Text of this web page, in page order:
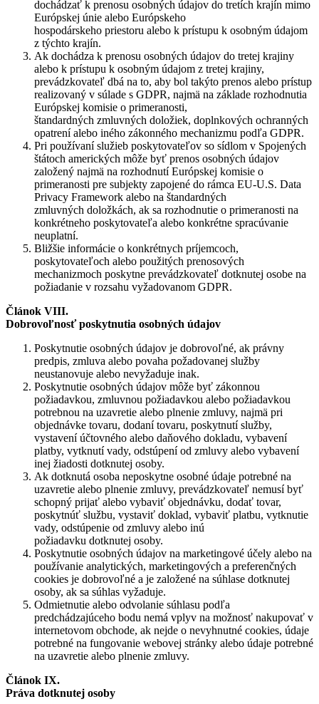
dochádzať k prenosu osobných údajov do tretích krajín mimo
Európskej únie alebo Európskeho
hospodárskeho priestoru alebo k prístupu k osobným údajom
z týchto krajín.
Ak dochádza k prenosu osobných údajov do tretej krajiny
alebo k prístupu k osobným údajom z tretej krajiny,
prevádzkovateľ dbá na to, aby bol takýto prenos alebo prístup
realizovaný v súlade s GDPR, najmä na základe rozhodnutia
Európskej komisie o primeranosti,
štandardných zmluvných doložiek, doplnkových ochranných
opatrení alebo iného zákonného mechanizmu podľa GDPR.
Pri používaní služieb poskytovateľov so sídlom v Spojených
štátoch amerických môže byť prenos osobných údajov
založený najmä na rozhodnutí Európskej komisie o
primeranosti pre subjekty zapojené do rámca EU-U.S. Data
Privacy Framework alebo na štandardných
zmluvných doložkách, ak sa rozhodnutie o primeranosti na
konkrétneho poskytovateľa alebo konkrétne spracúvanie
neuplatní.
Bližšie informácie o konkrétnych príjemcoch,
poskytovateľoch alebo použitých prenosových
mechanizmoch poskytne prevádzkovateľ dotknutej osobe na
požiadanie v rozsahu vyžadovanom GDPR.
Článok VIII.
Dobrovoľnosť poskytnutia osobných údajov
Poskytnutie osobných údajov je dobrovoľné, ak právny
predpis, zmluva alebo povaha požadovanej služby
neustanovuje alebo nevyžaduje inak.
Poskytnutie osobných údajov môže byť zákonnou
požiadavkou, zmluvnou požiadavkou alebo požiadavkou
potrebnou na uzavretie alebo plnenie zmluvy, najmä pri
objednávke tovaru, dodaní tovaru, poskytnutí služby,
vystavení účtovného alebo daňového dokladu, vybavení
platby, vytknutí vady, odstúpení od zmluvy alebo vybavení
inej žiadosti dotknutej osoby.
Ak dotknutá osoba neposkytne osobné údaje potrebné na
uzavretie alebo plnenie zmluvy, prevádzkovateľ nemusí byť
schopný prijať alebo vybaviť objednávku, dodať tovar,
poskytnúť službu, vystaviť doklad, vybaviť platbu, vytknutie
vady, odstúpenie od zmluvy alebo inú
požiadavku dotknutej osoby.
Poskytnutie osobných údajov na marketingové účely alebo na
používanie analytických, marketingových a preferenčných
cookies je dobrovoľné a je založené na súhlase dotknutej
osoby, ak sa súhlas vyžaduje.
Odmietnutie alebo odvolanie súhlasu podľa
predchádzajúceho bodu nemá vplyv na možnosť nakupovať v
internetovom obchode, ak nejde o nevyhnutné cookies, údaje
potrebné na fungovanie webovej stránky alebo údaje potrebné
na uzavretie alebo plnenie zmluvy.
Článok IX.
Práva dotknutej osoby